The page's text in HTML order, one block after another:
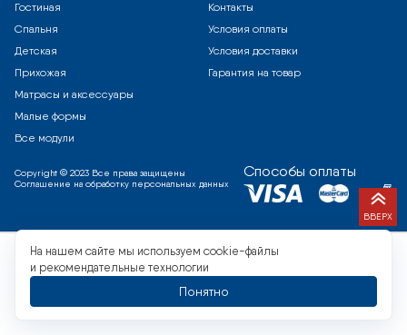
Гостиная
Спальня
Детская
Прихожая
Матрасы и аксессуары
Малые формы
Все модули
Контакты
Условия оплаты
Условия доставки
Гарантия на товар
Copyright © 2023 Все права защищены
Соглашение на обработку персональных данных
Способы оплаты
ВВЕРХ
На нашем сайте мы используем cookie-файлы
и рекомендательные технологии
Понятно